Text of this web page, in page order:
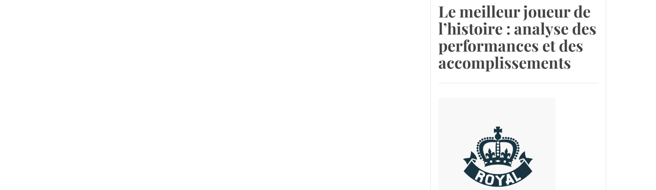
Le meilleur joueur de
l’histoire : analyse des
performances et des
accomplissements